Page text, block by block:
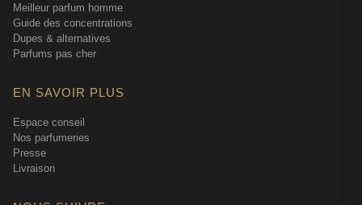
Meilleur parfum homme
Guide des concentrations
Dupes & alternatives
Parfums pas cher
EN SAVOIR PLUS
Espace conseil
Nos parfumeries
Presse
Livraison